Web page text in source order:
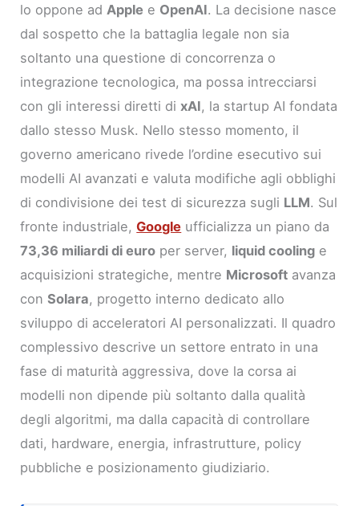
lo oppone ad Apple e OpenAI. La decisione nasce
dal sospetto che la battaglia legale non sia
soltanto una questione di concorrenza o
integrazione tecnologica, ma possa intrecciarsi
con gli interessi diretti dixAI, la startup AI fondata
dallo stesso Musk. Nello stesso momento, il
governo americano rivede l’ordine esecutivo sui
modelli AI avanzati e valuta modifiche agli obblighi
di condivisione dei test di sicurezza sugli LLM. Sul
fronte industriale,Google ufficializza un piano da
73,36 miliardi di euro per server, liquid cooling e
acquisizioni strategiche, mentre Microsoft avanza
conSolara, progetto interno dedicato allo
sviluppo di acceleratori AI personalizzati. Il quadro
complessivo descrive un settore entrato in una
fase di maturità aggressiva, dove la corsa ai
modelli non dipende più soltanto dalla qualità
degli algoritmi, ma dalla capacità di controllare
dati, hardware, energia, infrastrutture, policy
pubbliche e posizionamento giudiziario.